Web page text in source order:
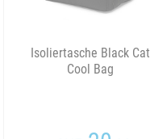
Isoliertasche Black Cat
Cool Bag